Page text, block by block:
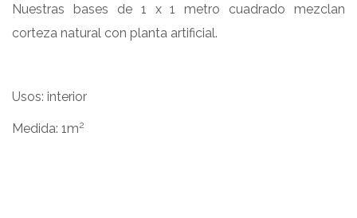
Nuestras bases de 1 x 1 metro cuadrado mezclan
corteza natural con planta artificial.
Usos: interior
Medida: 1m2